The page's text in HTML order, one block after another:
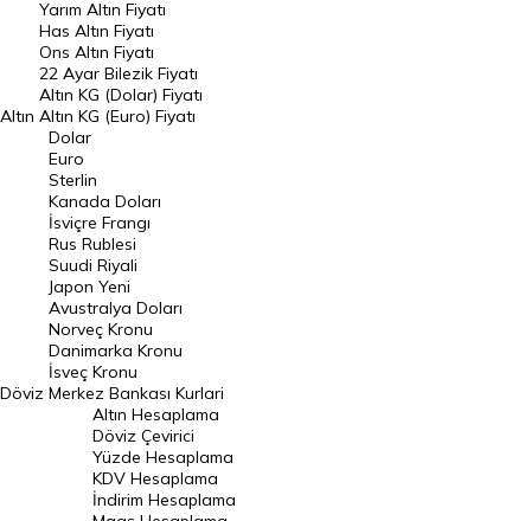
DÖVİZ
Döviz Kuru
Dolar Kuru
Euro Kuru
Pound Kuru
Frank Kuru
Riyal Kuru
Avustralya Doları
Danimarka Kronu Kuru
Kanada Doları Kuru
Norveç Kronu Kuru
İsveç Kronu Kuru
Japon Yeni Kuru
Serbest Piyasa Döviz Kurları
Altın
Yarım Altın Fiyatı
Has Altın Fiyatı
Ons Altın Fiyatı
22 Ayar Bilezik Fiyatı
Altın KG (Dolar) Fiyatı
Altın KG (Euro) Fiyatı
Döviz
Dolar
Euro
Sterlin
Kanada Doları
İsviçre Frangı
Rus Rublesi
Suudi Riyali
Japon Yeni
Avustralya Doları
Norveç Kronu
Danimarka Kronu
İsveç Kronu
Merkez Bankası Kurlari
Altın Hesaplama
Döviz Çevirici
Yüzde Hesaplama
KDV Hesaplama
İndirim Hesaplama